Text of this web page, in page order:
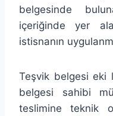
belgesinde
içeriğinde yer
istisnanın
Teşvik belgesi eki
belgesi sahibi
teslimine teknik